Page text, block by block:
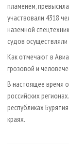
пламенем,
участвовали 4318
наземной
судов
Как отмечают в
грозовой и
В настоящее время
российских
республиках
краях.